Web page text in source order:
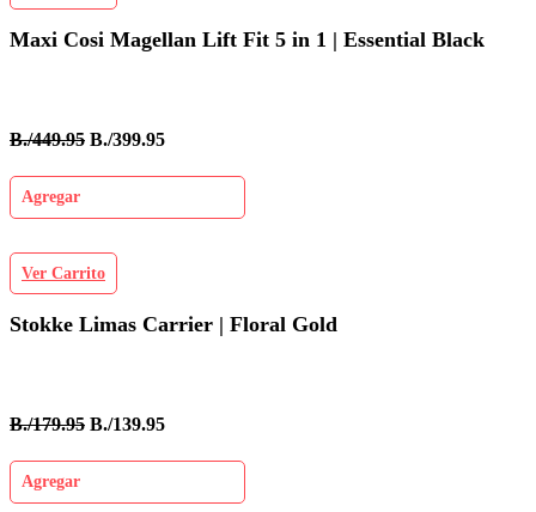
Maxi Cosi Magellan Lift Fit 5 in 1 | Essential Black
B./449.95 B./399.95
Agregar
Ver Carrito
Stokke Limas Carrier | Floral Gold
B./179.95 B./139.95
Agregar